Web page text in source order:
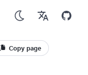
Copy page